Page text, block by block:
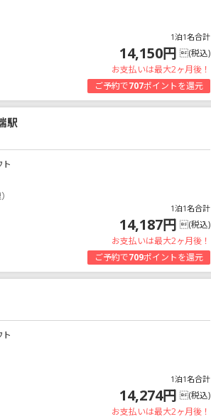
1泊1名合計
14,150円 (税込)
お支払いは最大2ヶ月後！
ご予約で707ポイントを還元
駅
1泊1名合計
14,187円 (税込)
お支払いは最大2ヶ月後！
ご予約で709ポイントを還元
1泊1名合計
14,274円 (税込)
お支払いは最大2ヶ月後！